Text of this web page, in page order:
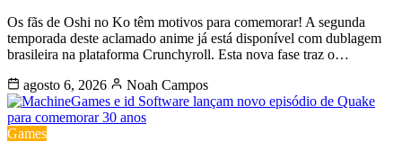
Os fãs de Oshi no Ko têm motivos para comemorar! A segunda
temporada deste aclamado anime já está disponível com dublagem
brasileira na plataforma Crunchyroll. Esta nova fase traz o…
agosto 6, 2026
Noah Campos
Games